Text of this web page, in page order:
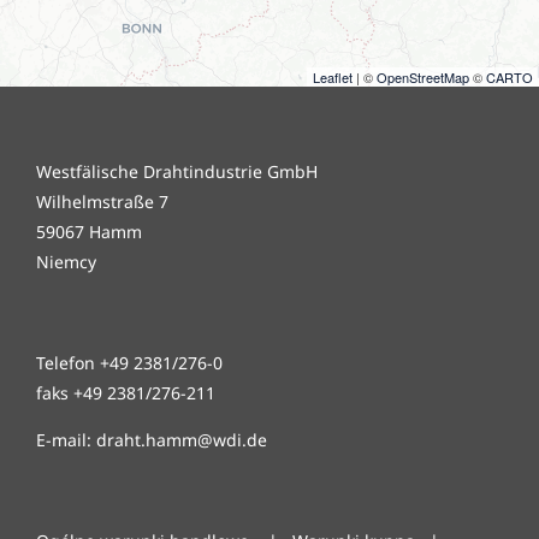
Leaflet | ©OpenStreetMap©CARTO
Westfälische Drahtindustrie GmbH
Wilhelmstraße 7
59067 Hamm
Niemcy
Telefon +49 2381/276-0
faks +49 2381/276-211
E-mail: draht.hamm@wdi.de